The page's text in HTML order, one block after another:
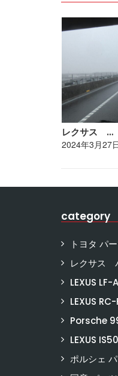
レクサス …
2024年3月27
category
トヨタ パ
レクサス
LEXUS LF-A
LEXUS RC-
Porsche
LEXUS
ポルシェ